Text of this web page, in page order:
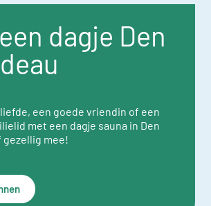
dagje Den
een goede vriendin of een
met een dagje sauna in Den
gezellig mee!